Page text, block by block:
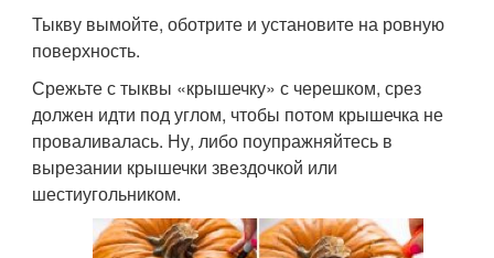
Тыкву вымойте, оботрите и установите на ровную
поверхность.
Срежьте с тыквы «крышечку» с черешком, срез
должен идти под углом, чтобы потом крышечка не
проваливалась. Ну, либо поупражняйтесь в
вырезании крышечки звездочкой или
шестиугольником.